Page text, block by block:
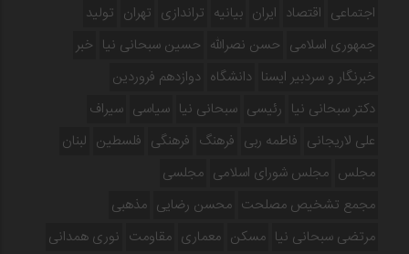
اجتماعی اقتصاد ایران بیانیه تراندازی تهران تولید
جمهوری اسلامی حسن نصرالله حسین سبحانی نیا خبر
خبرنگار و سردبیر ایسنا دانشگاه دوازدهم فروردین‌
دکتر سبحانی نیا رئیسی سبحانی نیا سیاسی سیراف
علی لاریجانی فاطمه ربی فرهنگ فرهنگی فلسطین لبنان
مجلس مجلس شورای اسلامی مجلسی
مجمع تشخیص مصلحت محسن رضایی مذهبی
مرتضی سبحانی نیا مسکن معماری مقاومت نوری همدانی